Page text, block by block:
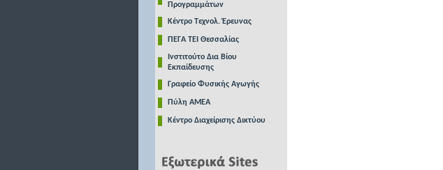
Προγραμμάτων
Κέντρο Τεχνολ. Έρευνας
ΠΕΓΑ ΤΕΙ Θεσσαλίας
Ινστιτούτο Δια Βίου
Εκπαίδευσης
Γραφείο Φυσικής Αγωγής
Πύλη ΑΜΕΑ
Κέντρο Διαχείρισης Δικτύου